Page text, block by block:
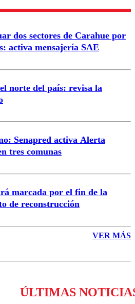
dos sectores de Carahue por
activa mensajería SAE
norte del país: revisa la
Senapred activa Alerta
tres comunas
marcada por el fin de la
de reconstrucción
VER MÁS
ÚLTIMAS